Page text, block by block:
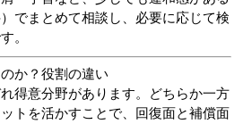
でまとめて相談し、必要に応じて検
。
か？役割の違い
得意分野があります。どちらか一方
トを活かすことで、回復面と補償面